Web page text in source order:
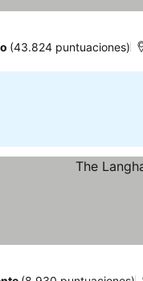
(43.824 puntuaciones)